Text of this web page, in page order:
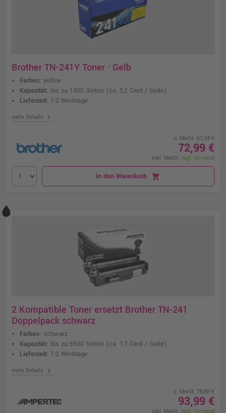
Brother TN-241Y Toner · Gelb
Farben: yellow
Kapazität: bis zu 1400 Seiten (ca. 5,2 Cent / Seite)
Lieferzeit: 1-2 Werktage
mehr Details chevron_right
o. MwSt. 61,34 €
72,99 €
inkl. MwSt. zzgl. Versand
In den Warenkorb shopping_cart
2 Kompatible Toner ersetzt Brother TN-241
Doppelpack schwarz
Farben: schwarz
Kapazität: bis zu 5500 Seiten (ca. 1,7 Cent / Seite)
Lieferzeit: 1-2 Werktage
mehr Details chevron_right
o. MwSt. 78,98 €
93,99 €
inkl. MwSt. zzgl. Versand